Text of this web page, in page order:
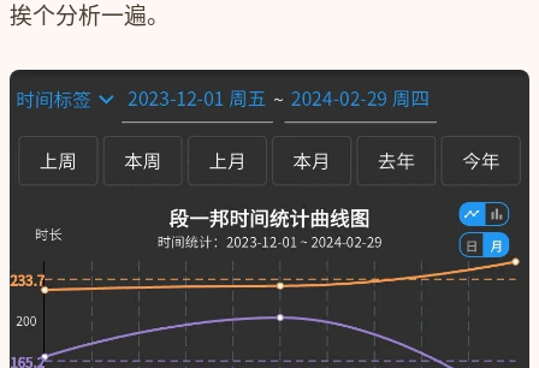
挨个分析一遍。